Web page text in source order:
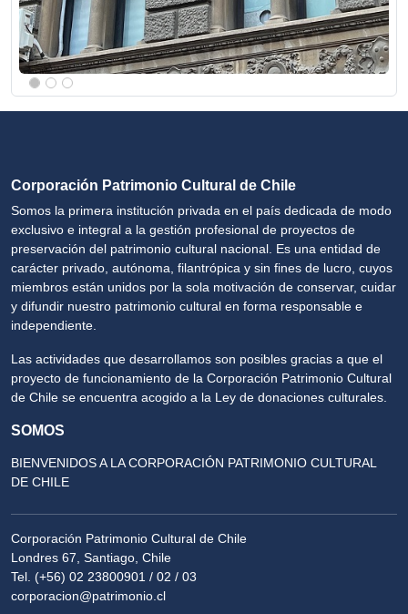
Corporación Patrimonio Cultural de Chile
Somos la primera institución privada en el país dedicada de modo
exclusivo e integral a la gestión profesional de proyectos de
preservación del patrimonio cultural nacional. Es una entidad de
carácter privado, autónoma, filantrópica y sin fines de lucro, cuyos
miembros están unidos por la sola motivación de conservar, cuidar
y difundir nuestro patrimonio cultural en forma responsable e
independiente.
Las actividades que desarrollamos son posibles gracias a que el
proyecto de funcionamiento de la Corporación Patrimonio Cultural
de Chile se encuentra acogido a la Ley de donaciones culturales.
SOMOS
BIENVENIDOS A LA CORPORACIÓN PATRIMONIO CULTURAL
DE CHILE
Corporación Patrimonio Cultural de Chile
Londres 67, Santiago, Chile
Tel. (+56) 02 23800901 / 02 / 03
corporacion@patrimonio.cl